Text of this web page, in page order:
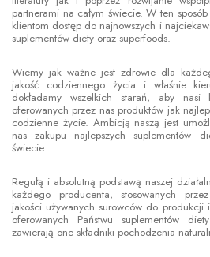
partnerami na całym świecie. W ten
klientom dostęp do najnowszych i
suplementów diety oraz superfoods.
Wiemy jak ważne jest zdrowie dla
jakość codziennego życia i właśnie
dokładamy wszelkich starań, aby
oferowanych przez nas produktów jak
codzienne życie. Ambicją naszą jest
nas zakupu najlepszych suplementów
świecie.
Regułą i absolutną podstawą naszej
każdego producenta, stosowanych
jakości używanych surowców do produkcji
oferowanych Państwu suplementów
zawierają one składniki pochodzenia